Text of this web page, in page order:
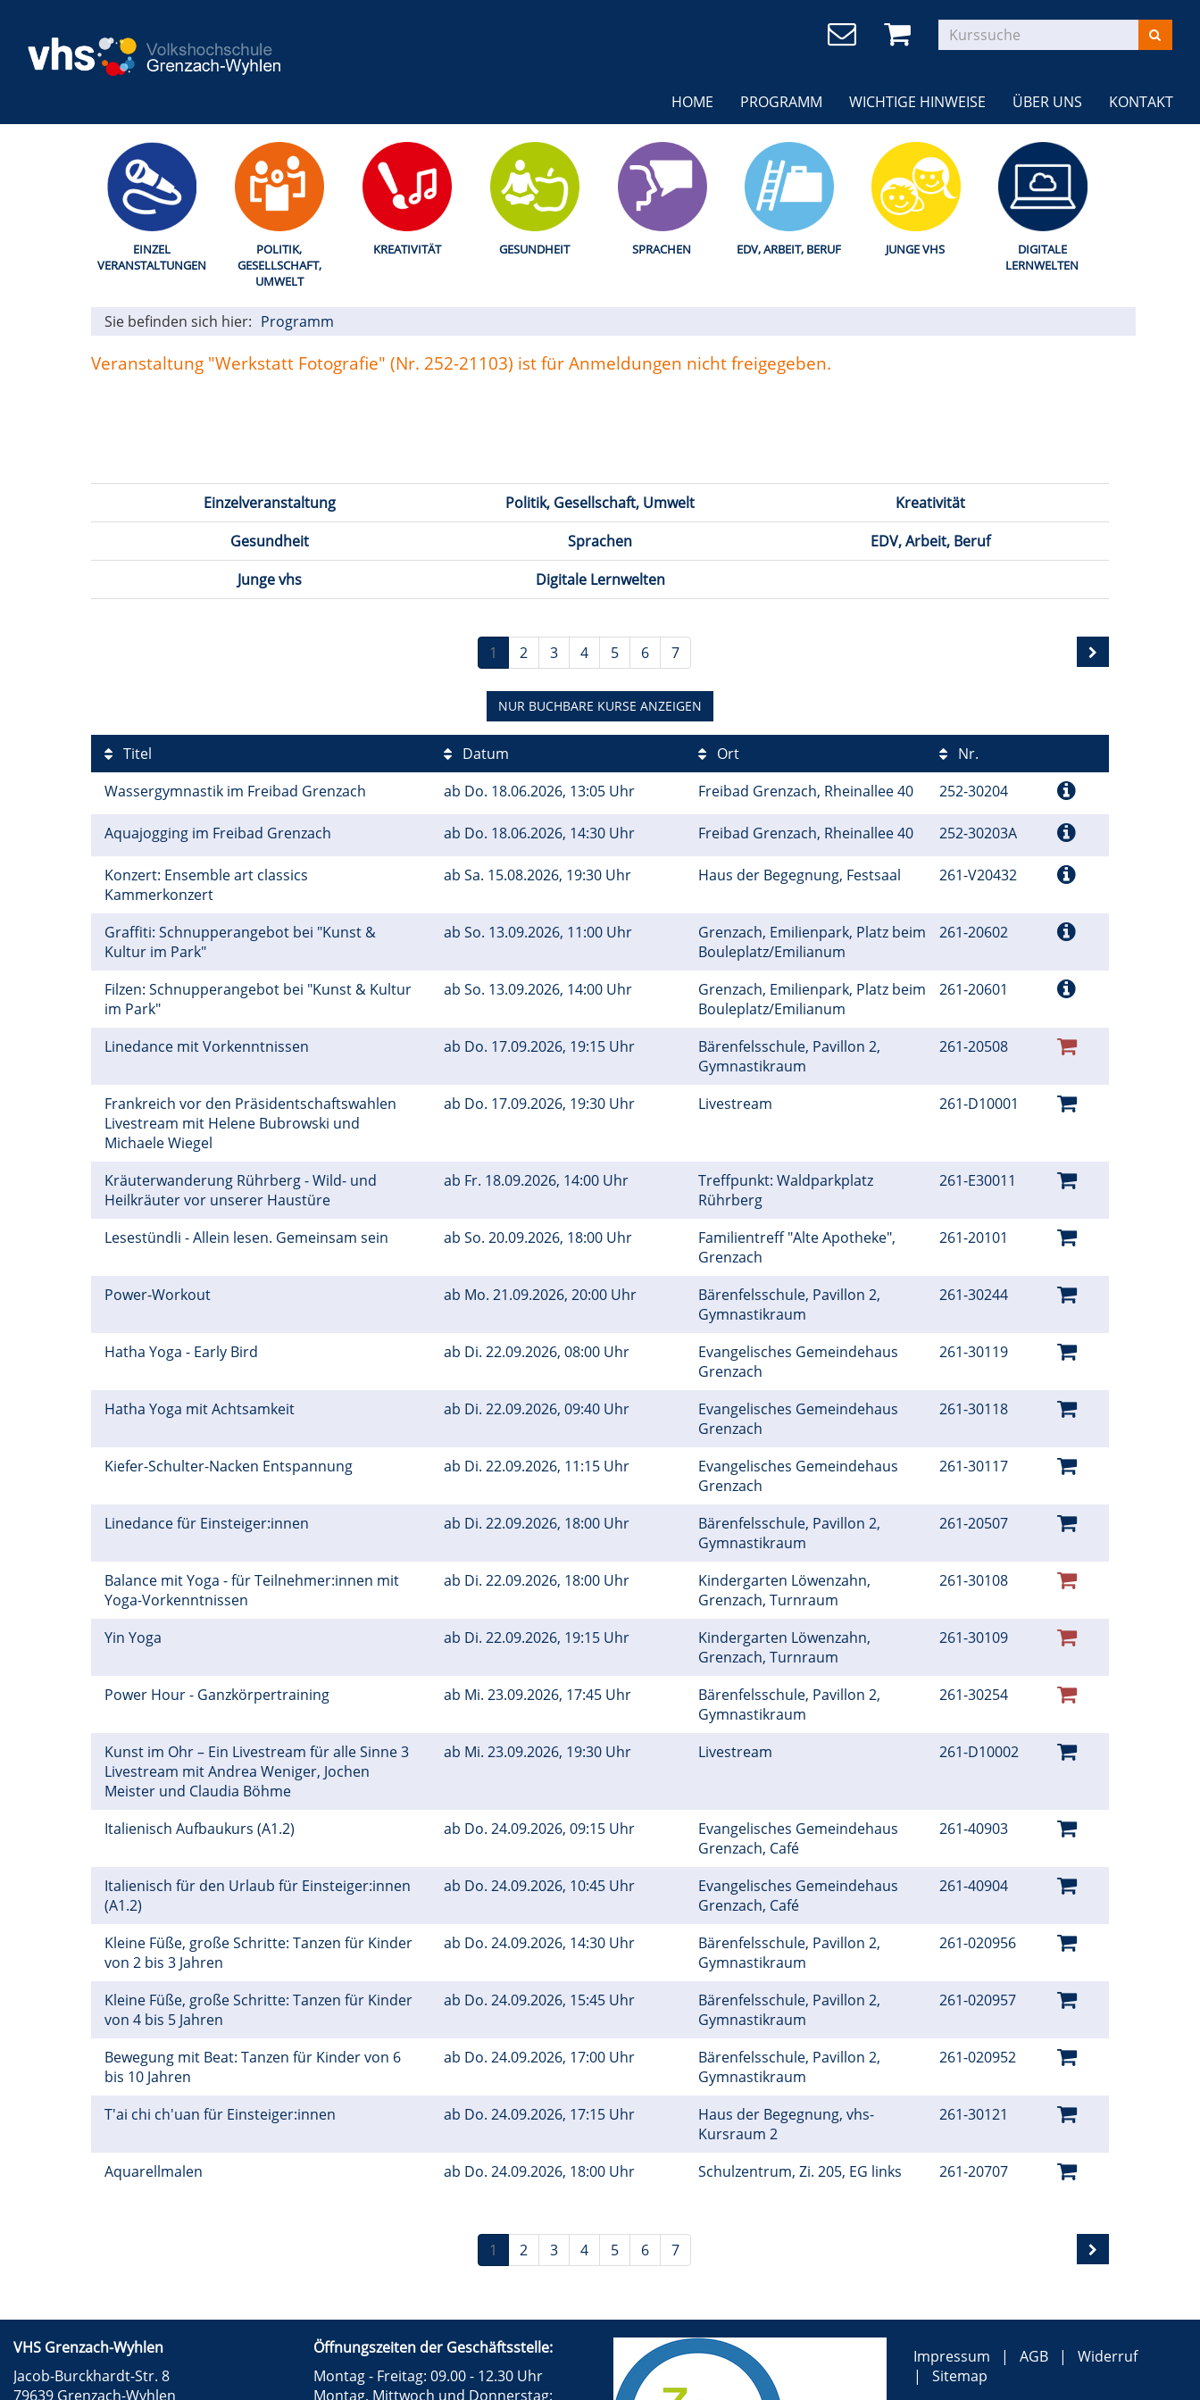
HOME PROGRAMM WICHTIGE HINWEISE ÜBER UNS KONTAKT
EINZEL
VERANSTALTUNGEN
POLITIK,
GESELLSCHAFT,
UMWELT
KREATIVITÄT GESUNDHEIT SPRACHEN EDV, ARBEIT, BERUF JUNGE VHS
DIGITALE
LERNWELTEN
Sie befinden sich hier: Programm
Veranstaltung "Werkstatt Fotografie" (Nr. 252-21103) ist für Anmeldungen nicht freigegeben.
Einzelveranstaltung Politik, Gesellschaft, Umwelt
Kreativität
Gesundheit
Sprachen
EDV, Arbeit, Beruf
Junge vhs
Digitale Lernwelten
1 2 3 4 5 6 7
NUR BUCHBARE KURSE ANZEIGEN
Titel Datum Ort
Nr.
Wassergymnastik im Freibad Grenzach
ab Do. 18.06.2026, 13:05 Uhr Freibad Grenzach, Rheinallee 40 252-30204
Aquajogging im Freibad Grenzach ab Do. 18.06.2026, 14:30 Uhr Freibad Grenzach, Rheinallee 40 252-30203A
Konzert: Ensemble art classics
Kammerkonzert
ab Sa. 15.08.2026, 19:30 Uhr Haus der Begegnung, Festsaal 261-V20432
Graffiti: Schnupperangebot bei "Kunst &
Kultur im Park"
ab So. 13.09.2026, 11:00 Uhr
Grenzach, Emilienpark, Platz beim
Bouleplatz/Emilianum
261-20602
Filzen: Schnupperangebot bei "Kunst & Kultur
im Park"
ab So. 13.09.2026, 14:00 Uhr
Grenzach, Emilienpark, Platz beim
Bouleplatz/Emilianum
261-20601
Linedance mit Vorkenntnissen ab Do. 17.09.2026, 19:15 Uhr
Bärenfelsschule, Pavillon 2,
Gymnastikraum
261-20508
Frankreich vor den Präsidentschaftswahlen
Livestream mit Helene Bubrowski und
Michaele Wiegel
ab Do. 17.09.2026, 19:30 Uhr Livestream 261-D10001
Kräuterwanderung Rührberg - Wild- und
Heilkräuter vor unserer Haustüre
ab Fr. 18.09.2026, 14:00 Uhr
Treffpunkt: Waldparkplatz
Rührberg
261-E30011
Lesestündli - Allein lesen. Gemeinsam sein ab So. 20.09.2026, 18:00 Uhr
Familientreff "Alte Apotheke",
Grenzach
261-20101
Power-Workout ab Mo. 21.09.2026, 20:00 Uhr
Bärenfelsschule, Pavillon 2,
Gymnastikraum
261-30244
Hatha Yoga - Early Bird ab Di. 22.09.2026, 08:00 Uhr
Evangelisches Gemeindehaus
Grenzach
261-30119
Hatha Yoga mit Achtsamkeit ab Di. 22.09.2026, 09:40 Uhr
Evangelisches Gemeindehaus
Grenzach
261-30118
Kiefer-Schulter-Nacken Entspannung ab Di. 22.09.2026, 11:15 Uhr
Evangelisches Gemeindehaus
Grenzach
261-30117
Linedance für Einsteiger:innen ab Di. 22.09.2026, 18:00 Uhr
Bärenfelsschule, Pavillon 2,
Gymnastikraum
261-20507
Balance mit Yoga - für Teilnehmer:innen mit
Yoga-Vorkenntnissen
ab Di. 22.09.2026, 18:00 Uhr
Kindergarten Löwenzahn,
Grenzach, Turnraum
261-30108
Yin Yoga ab Di. 22.09.2026, 19:15 Uhr
Kindergarten Löwenzahn,
Grenzach, Turnraum
261-30109
Power Hour - Ganzkörpertraining ab Mi. 23.09.2026, 17:45 Uhr
Bärenfelsschule, Pavillon 2,
Gymnastikraum
261-30254
Kunst im Ohr – Ein Livestream für alle Sinne 3
Livestream mit Andrea Weniger, Jochen
Meister und Claudia Böhme
ab Mi. 23.09.2026, 19:30 Uhr Livestream 261-D10002
Italienisch Aufbaukurs (A1.2) ab Do. 24.09.2026, 09:15 Uhr
Evangelisches Gemeindehaus
Grenzach, Café
261-40903
Italienisch für den Urlaub für Einsteiger:innen
(A1.2)
ab Do. 24.09.2026, 10:45 Uhr
Evangelisches Gemeindehaus
Grenzach, Café
261-40904
Kleine Füße, große Schritte: Tanzen für Kinder
von 2 bis 3 Jahren
ab Do. 24.09.2026, 14:30 Uhr
Bärenfelsschule, Pavillon 2,
Gymnastikraum
261-020956
Kleine Füße, große Schritte: Tanzen für Kinder
von 4 bis 5 Jahren
ab Do. 24.09.2026, 15:45 Uhr
Bärenfelsschule, Pavillon 2,
Gymnastikraum
261-020957
Bewegung mit Beat: Tanzen für Kinder von 6
bis 10 Jahren
ab Do. 24.09.2026, 17:00 Uhr
Bärenfelsschule, Pavillon 2,
Gymnastikraum
261-020952
T'ai chi ch'uan für Einsteiger:innen ab Do. 24.09.2026, 17:15 Uhr
Haus der Begegnung, vhs-
Kursraum 2
261-30121
Aquarellmalen ab Do. 24.09.2026, 18:00 Uhr Schulzentrum, Zi. 205, EG links 261-20707
1 2 3 4 5 6 7
VHS Grenzach-Wyhlen
Jacob-Burckhardt-Str. 8
79639 Grenzach-Wyhlen
Öffnungszeiten der Geschäftsstelle:
Montag - Freitag: 09.00 - 12.30 Uhr
Montag, Mittwoch und Donnerstag:
Impressum AGB
Widerruf
Sitemap